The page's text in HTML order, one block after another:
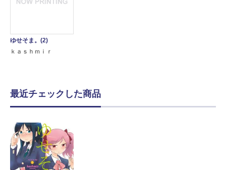
ゆせそま。(2)
ｋａｓｈｍｉｒ
最近チェックした商品